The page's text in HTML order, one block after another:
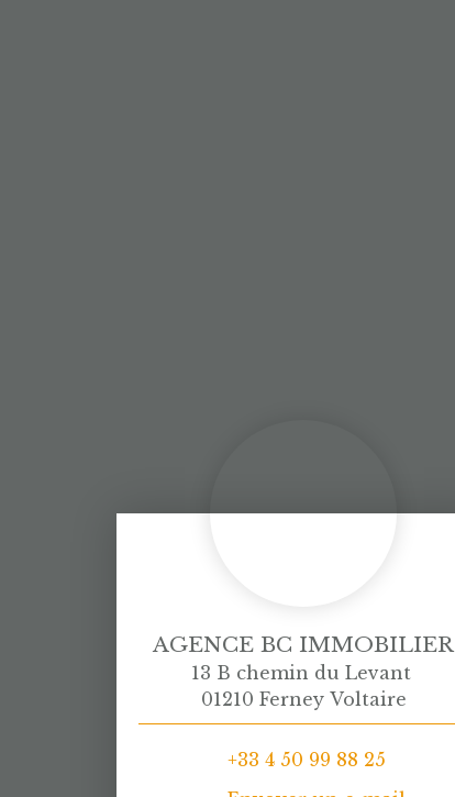
AGENCE BC IMMOBILIER
13 B chemin du Levant
01210 Ferney Voltaire
+33 4 50 99 88 25